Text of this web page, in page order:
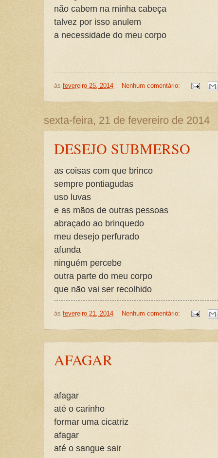
não cabem na minha cabeça
talvez por isso anulem
a necessidade do meu corpo
às fevereiro 25, 2014 Nenhum comentário:
sexta-feira, 21 de fevereiro de 2014
DESEJO SUBMERSO
as coisas com que brinco
sempre pontiagudas
uso luvas
e as mãos de outras pessoas
abraçado ao brinquedo
meu desejo perfurado
afunda
ninguém percebe
outra parte do meu corpo
que não vai ser recolhido
às fevereiro 21, 2014 Nenhum comentário:
AFAGAR
afagar
até o carinho
formar uma cicatriz
afagar
até o sangue sair